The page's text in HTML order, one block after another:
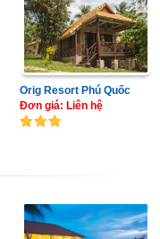
Orig Resort Phú Quốc
Đơn giá: Liên hệ